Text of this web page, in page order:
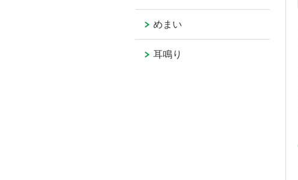
めまい
耳鳴り